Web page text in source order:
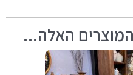
האלה...